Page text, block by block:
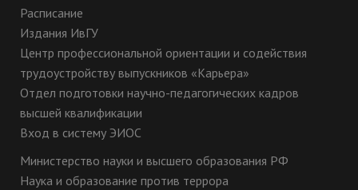
Расписание
Издания ИвГУ
Центр профессиональной ориентации и содействия
трудоустройству выпускников «Карьера»
Отдел подготовки научно-педагогических кадров
высшей квалификации
Вход в систему ЭИОС
Министерство науки и высшего образования РФ
Наука и образование против террора